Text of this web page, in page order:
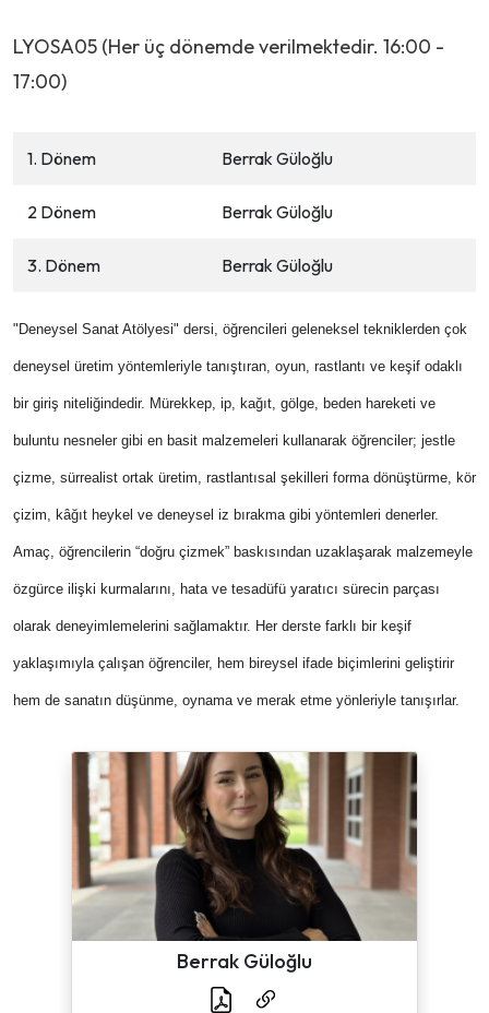
LYOSA05 (Her üç dönemde verilmektedir. 16:00 -
17:00)
1. Dönem Berrak Güloğlu
2 Dönem Berrak Güloğlu
3. Dönem Berrak Güloğlu
"Deneysel Sanat Atölyesi" dersi, öğrencileri geleneksel tekniklerden çok
deneysel üretim yöntemleriyle tanıştıran, oyun, rastlantı ve keşif odaklı
bir giriş niteliğindedir. Mürekkep, ip, kağıt, gölge, beden hareketi ve
buluntu nesneler gibi en basit malzemeleri kullanarak öğrenciler; jestle
çizme, sürrealist ortak üretim, rastlantısal şekilleri forma dönüştürme, kör
çizim, kâğıt heykel ve deneysel iz bırakma gibi yöntemleri denerler.
Amaç, öğrencilerin “doğru çizmek” baskısından uzaklaşarak malzemeyle
özgürce ilişki kurmalarını, hata ve tesadüfü yaratıcı sürecin parçası
olarak deneyimlemelerini sağlamaktır. Her derste farklı bir keşif
yaklaşımıyla çalışan öğrenciler, hem bireysel ifade biçimlerini geliştirir
hem de sanatın düşünme, oynama ve merak etme yönleriyle tanışırlar.
Berrak Güloğlu